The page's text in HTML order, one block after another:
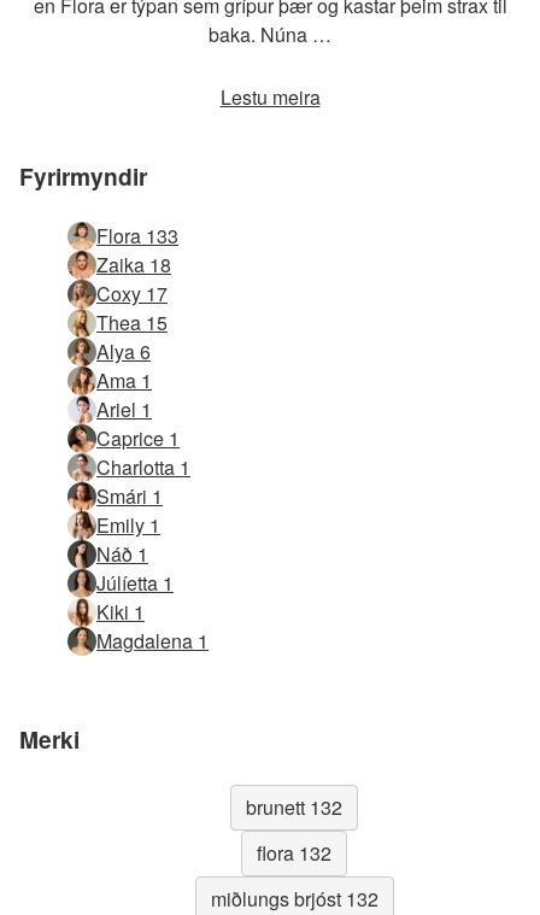
en Flora er týpan sem grípur þær og kastar þeim strax til
baka. Núna …
Lestu meira
Fyrirmyndir
Flora 133
Zaika 18
Coxy 17
Thea 15
Alya 6
Ama 1
Ariel 1
Caprice 1
Charlotta 1
Smári 1
Emily 1
Náð 1
Júlíetta 1
Kiki 1
Magdalena 1
Merki
brunett 132
flora 132
miðlungs brjóst 132